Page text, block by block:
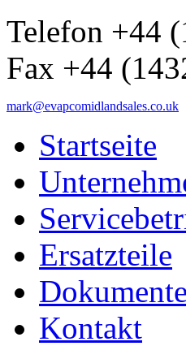
Telefon +44
Fax +44
mark@evapcomidlandsales.co.uk
Startseite
Ersatzteile
Dokumente
Kontakt